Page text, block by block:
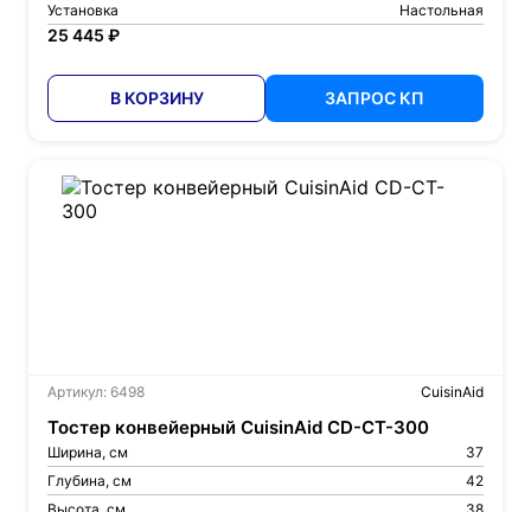
Установка
Настольная
25 445 ₽
В КОРЗИНУ ЗАПРОС КП
Артикул: 6498 CuisinAid
Тостер конвейерный CuisinAid CD-CT-300
Ширина, см
37
Глубина, см
42